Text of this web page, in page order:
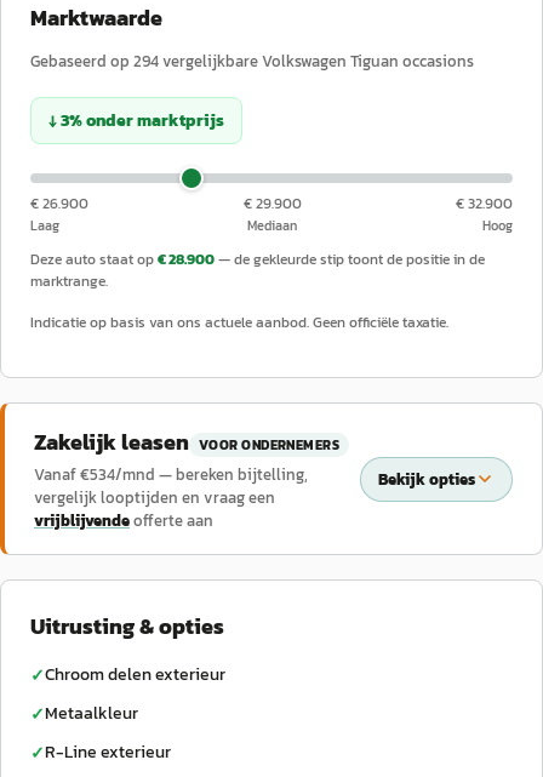
Marktwaarde
Gebaseerd op 294vergelijkbareVolkswagen Tiguan occasions
↓3%ondermarktprijs
€ 26.900
Laag
€ 29.900
Mediaan
€ 32.900
Hoog
Deze auto staat op€ 28.900— de gekleurde stip toont de positie in de
marktrange.
Indicatie op basis van ons actuele aanbod. Geen officiële taxatie.
Zakelijk leasen VOOR ONDERNEMERS
Vanaf €534/mnd — bereken bijtelling,
vergelijk looptijden en vraag een
vrijblijvendeofferte aan
Bekijk opties
Uitrusting & opties
✓Chroom delen exterieur
✓Metaalkleur
✓R-Line exterieur